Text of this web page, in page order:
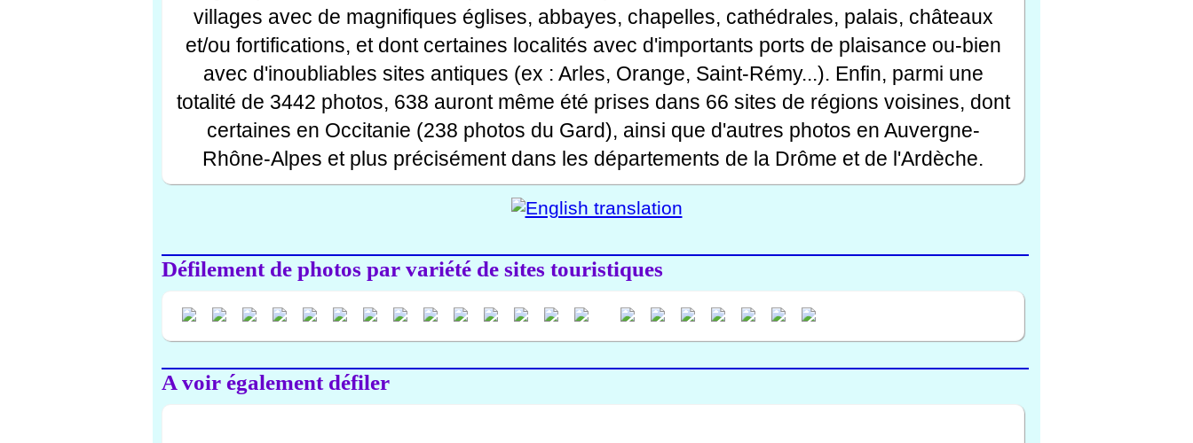
villages avec de magnifiques églises, abbayes, chapelles, cathédrales, palais, châteaux
et/ou fortifications, et dont certaines localités avec d'importants ports de plaisance ou-bien
avec d'inoubliables sites antiques (ex : Arles, Orange, Saint-Rémy...). Enfin, parmi une
totalité de 3442 photos, 638 auront même été prises dans 66 sites de régions voisines, dont
certaines en Occitanie (238 photos du Gard), ainsi que d'autres photos en Auvergne-
Rhône-Alpes et plus précisément dans les départements de la Drôme et de l'Ardèche.
Défilement de photos par variété de sites touristiques
A voir également défiler